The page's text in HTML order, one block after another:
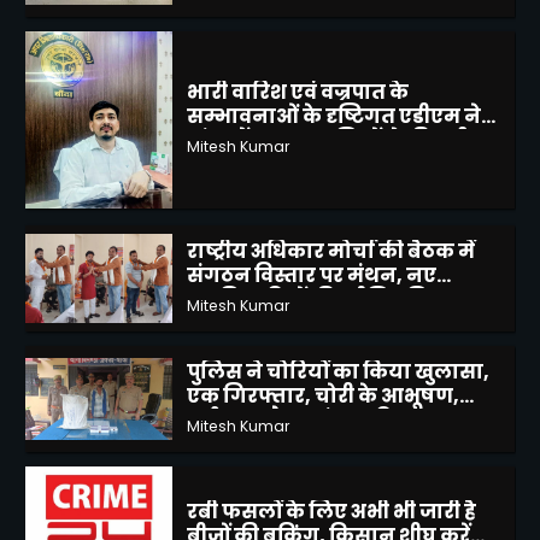
3
4
राष्ट्रीय अधिकार मोर्चा की बैठक में
संगठन विस्तार पर मंथन, नए
5
पुलिस ने चोरियों का किया खुलासा,
एक गिरफ्तार, चोरी के आभूषण,
बर्तन व अवैध तमंचा सहित 2300
रुपए बरामद
Mitesh Kumar
रबी फसलों के लिए अभी भी जारी है
बीजों की बुकिंग, किसान शीघ्र करें
ऑनलाइन बुकिंग
Mitesh Kumar
मवई बुजुर्ग में नाली जाम से बढ़ी